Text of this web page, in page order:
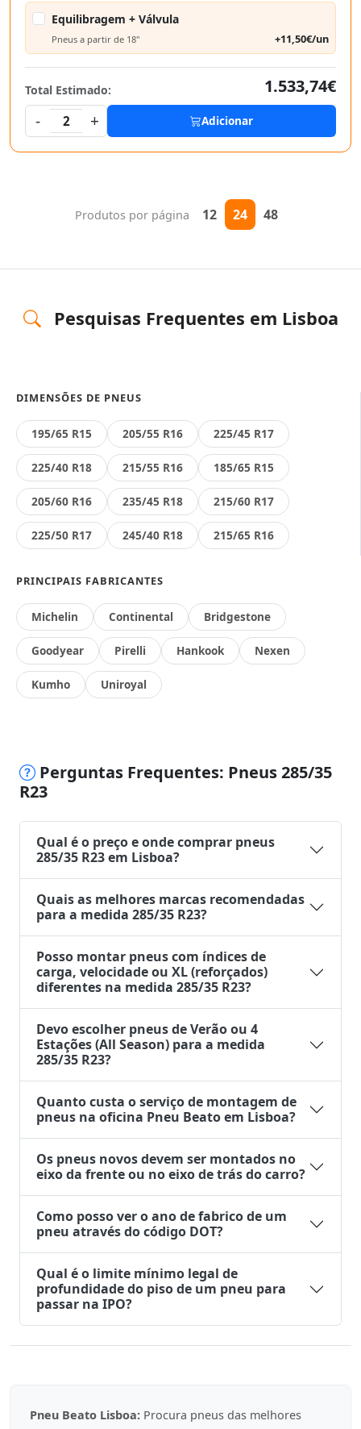
Equilibragem + Válvula
Pneus a partir de 18" +11,50€/un
Total Estimado:
1.533,74€
-
2 + Adicionar
Produtos por página 12 24 48
Pesquisas Frequentes em Lisboa
DIMENSÕES DE PNEUS
195/65 R15 205/55 R16 225/45 R17
225/40 R18 215/55 R16 185/65 R15
205/60 R16 235/45 R18 215/60 R17
225/50 R17 245/40 R18 215/65 R16
PRINCIPAIS FABRICANTES
Michelin Continental Bridgestone
Goodyear Pirelli Hankook Nexen
Kumho Uniroyal
Perguntas Frequentes: Pneus 285/35
R23
Qual é o preço e onde comprar pneus
285/35 R23 em Lisboa?
Quais as melhores marcas recomendadas
para a medida 285/35 R23?
Posso montar pneus com índices de
carga, velocidade ou XL (reforçados)
diferentes na medida 285/35 R23?
Devo escolher pneus de Verão ou 4
Estações (All Season) para a medida
285/35 R23?
Quanto custa o serviço de montagem de
pneus na oficina Pneu Beato em Lisboa?
Os pneus novos devem ser montados no
eixo da frente ou no eixo de trás do carro?
Como posso ver o ano de fabrico de um
pneu através do código DOT?
Qual é o limite mínimo legal de
profundidade do piso de um pneu para
passar na IPO?
Pneu Beato Lisboa: Procura pneus das melhores